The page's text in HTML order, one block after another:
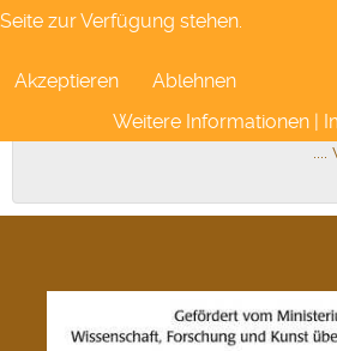
Seite zur Verfügung stehen.
Akzeptieren
Ablehnen
Weitere Informationen|